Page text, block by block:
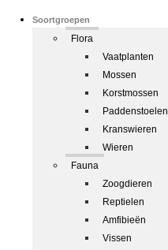
Soortgroepen
Flora
Vaatplanten
Mossen
Korstmossen
Paddenstoelen
Kranswieren
Wieren
Fauna
Zoogdieren
Reptielen
Amfibieën
Vissen